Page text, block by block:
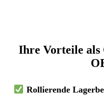
Ihre Vorteile
Rollierende